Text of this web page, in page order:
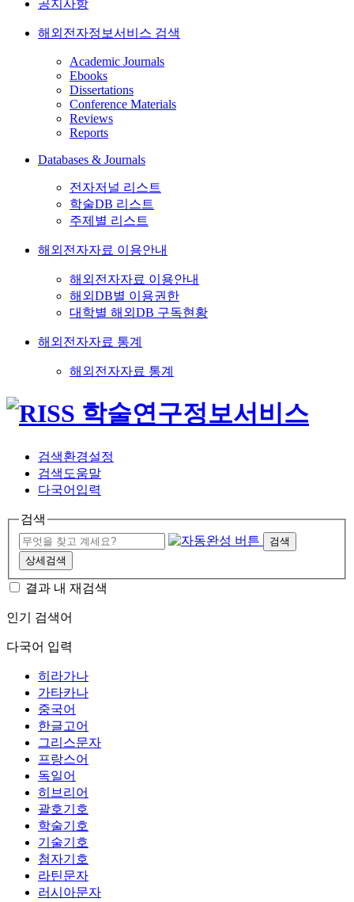
공지사항
해외전자정보서비스 검색
Academic Journals
Ebooks
Dissertations
Conference Materials
Reviews
Reports
Databases & Journals
전자저널 리스트
학술DB 리스트
주제별 리스트
해외전자자료 이용안내
해외전자자료 이용안내
해외DB별 이용권한
대학별 해외DB 구독현황
해외전자자료 통계
해외전자자료 통계
검색환경설정
검색도움말
다국어입력
검색
검색
상세검색
결과 내 재검색
인기 검색어
다국어 입력
히라가나
가타카나
중국어
한글고어
그리스문자
프랑스어
독일어
히브리어
괄호기호
학술기호
기술기호
첨자기호
라틴문자
러시아문자